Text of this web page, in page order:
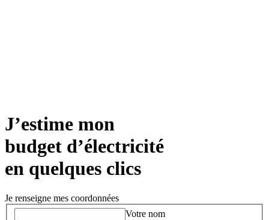
J’estime mon
budget d’électricité
en quelques clics
Je renseigne mes coordonnées
Votre nom